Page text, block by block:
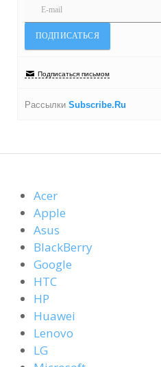
Подписаться письмом
Рассылки Subscribe.Ru
Acer
Apple
Asus
BlackBerry
Google
HTC
HP
Huawei
Lenovo
LG